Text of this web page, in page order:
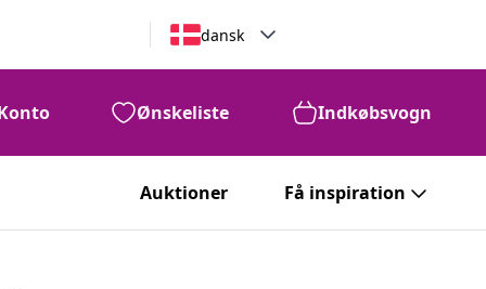
dansk
Ønskeliste Indkøbsvogn
Auktioner Få inspiration